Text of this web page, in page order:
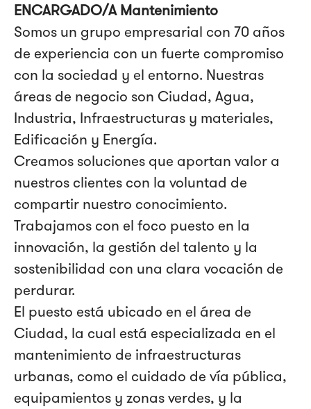
ENCARGADO/A Mantenimiento
Somos un grupo empresarial con 70 años
de experiencia con un fuerte compromiso
con la sociedad y el entorno. Nuestras
áreas de negocio son Ciudad, Agua,
Industria, Infraestructuras y materiales,
Edificación y Energía.
Creamos soluciones que aportan valor a
nuestros clientes con la voluntad de
compartir nuestro conocimiento.
Trabajamos con el foco puesto en la
innovación, la gestión del talento y la
sostenibilidad con una clara vocación de
perdurar.
El puesto está ubicado en el área de
Ciudad, la cual está especializada en el
mantenimiento de infraestructuras
urbanas, como el cuidado de vía pública,
equipamientos y zonas verdes, y la